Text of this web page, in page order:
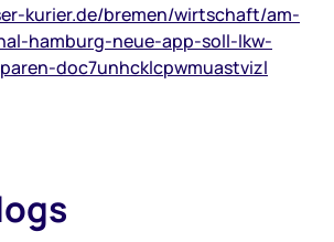
kurier.de/bremen/wirtschaft/am-
hamburg-neue-app-soll-lkw-
doc7unhcklcpwmuastvizl
ogs